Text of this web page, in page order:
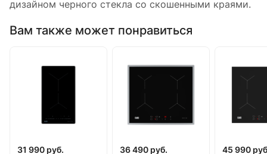
дизайном черного стекла со скошенными краями.
Вам также может понравиться
31 990 руб.
36 490 руб.
45 990